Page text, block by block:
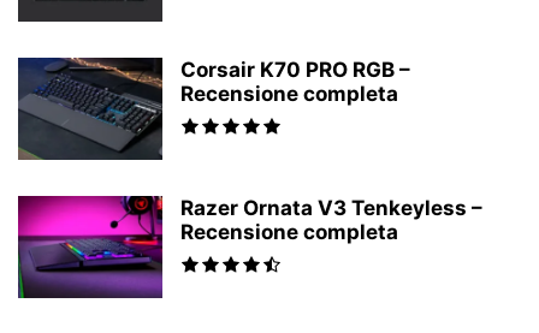
Corsair K70 PRO RGB –
Recensione completa
Razer Ornata V3 Tenkeyless –
Recensione completa